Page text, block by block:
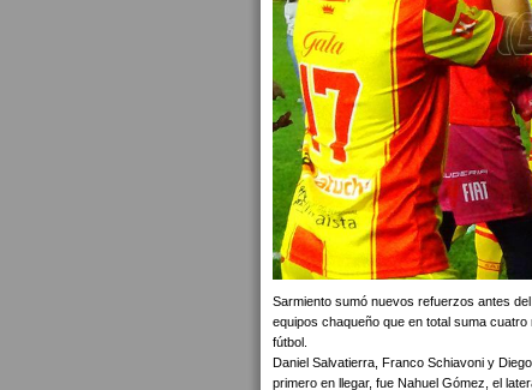
Sarmiento sumó nuevos refuerzos antes
equipos chaqueño que en total suma
fútbol.
Daniel Salvatierra, Franco Schiavoni y
primero en llegar, fue Nahuel Gómez, el